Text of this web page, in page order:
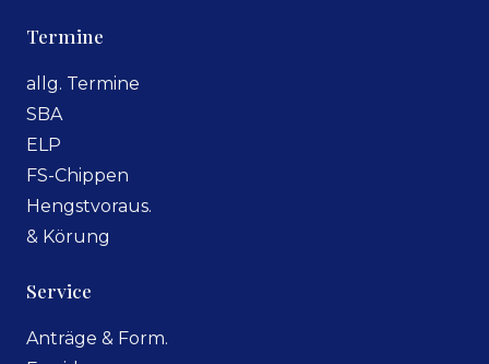
Termine
allg. Termine
SBA
ELP
FS-Chippen
Hengstvoraus.
& Körung
Service
Anträge & Form.